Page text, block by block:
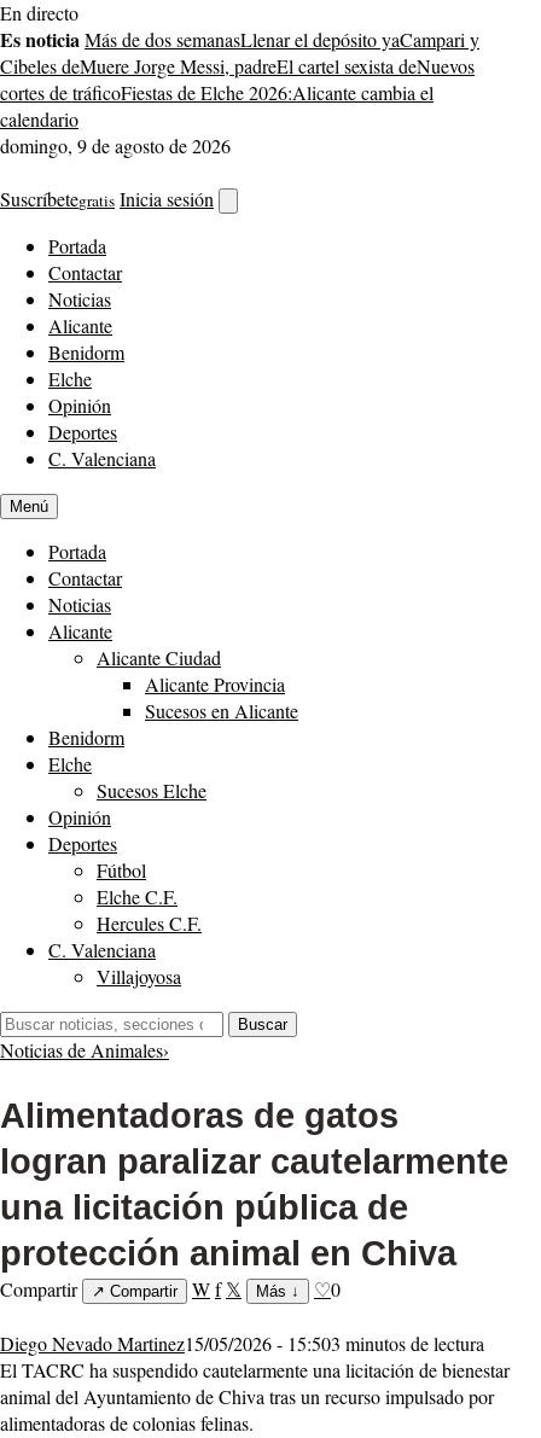
Saltar
al
contenido
En directo
Es noticiaMás de dos semanasLlenar el depósito yaCampari y
Cibeles deMuere Jorge Messi, padreEl cartel sexista deNuevos
cortes de tráficoFiestas de Elche 2026:Alicante cambia el
calendario
domingo, 9 de agosto de 2026
Suscríbetegratis Inicia sesión
buscador
Portada
Contactar
Noticias
Alicante
Benidorm
Elche
Opinión
Deportes
C. Valenciana
Menú
Portada
Contactar
Noticias
Alicante
Alicante Ciudad
Alicante Provincia
Sucesos en Alicante
Benidorm
Elche
Sucesos Elche
Opinión
Deportes
Fútbol
Elche C.F.
Hercules C.F.
C. Valenciana
Villajoyosa
Buscar:
Buscar
Noticias de Animales›
Alimentadoras de gatos
logran paralizar cautelarmente
una licitación pública de
protección animal en Chiva
Compartir ↗ Compartir Wf 𝕏 Más ↓ ♡0
Diego Nevado Martinez15/05/2026 - 15:503 minutos de lectura
El TACRC ha suspendido cautelarmente una licitación de bienestar
animal del Ayuntamiento de Chiva tras un recurso impulsado por
alimentadoras de colonias felinas.